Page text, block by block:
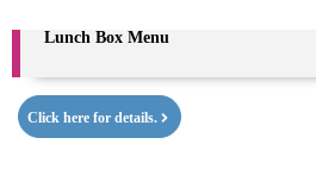
Lunch Box Menu
Click here for details.